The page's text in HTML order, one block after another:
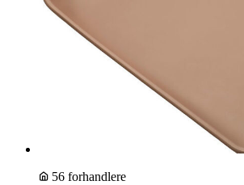
56 forhandlere